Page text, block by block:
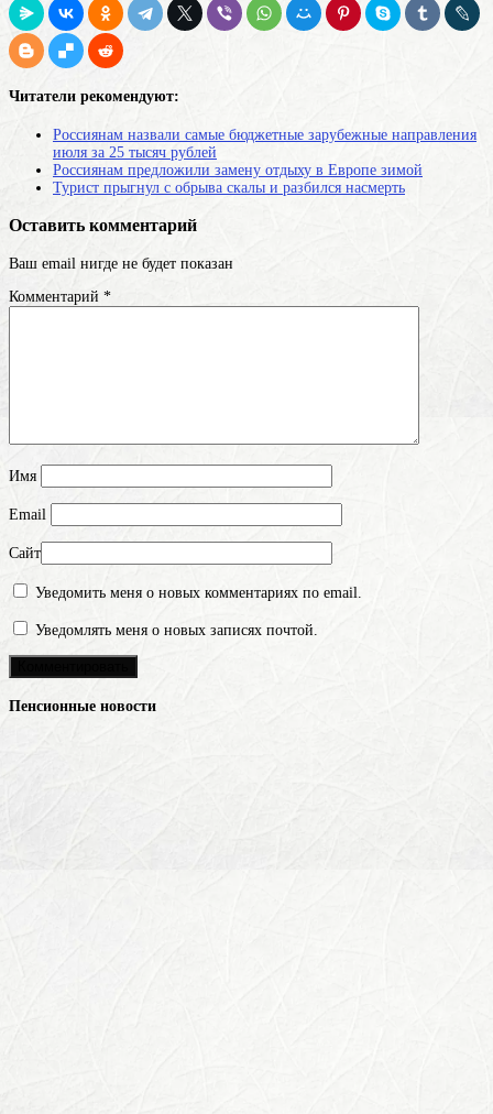
Читатели рекомендуют:
Россиянам назвали самые бюджетные зарубежные направления
июля за 25 тысяч рублей
Россиянам предложили замену отдыху в Европе зимой
Турист прыгнул с обрыва скалы и разбился насмерть
Оставить комментарий
Ваш email нигде не будет показан
Комментарий *
Имя
Email
Сайт
Уведомить меня о новых комментариях по email.
Уведомлять меня о новых записях почтой.
Пенсионные новости